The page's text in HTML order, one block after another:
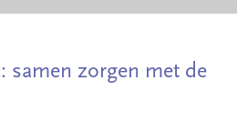
samen zorgen met de